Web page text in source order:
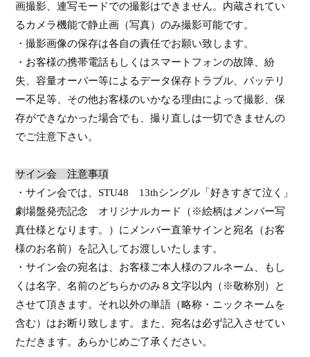
画撮影、連写モードでの撮影はできません。内蔵されてい
るカメラ機能で静止画（写真）のみ撮影可能です。
・撮影画像の保存は各自の責任でお願い致します。
・お客様の携帯電話もしくはスマートフォンの故障、紛
失、容量オーバー等によるデータ保存トラブル、バッテリ
ー不足等、その他お客様のいかなる理由によって撮影、保
存ができなかった場合でも、撮り直しは一切できませんの
でご注意下さい。
サイン会 注意事項
・サイン会では、 STU48 13thシングル「好きすぎて泣く
」
劇場盤発売記念 オリジナルカード（※絵柄はメンバー写
真仕様となります。）にメンバー直筆サインと宛名（お客
様のお名前）を記入してお渡しいたします。
・サイン会の宛名は、お客様ご本人様のフルネーム、もし
くは名字、名前のどちらかのみ８文字以内（※敬称別）と
させて頂きます。それ以外の単語（略称・ニックネームを
含む）はお断り致します。また、宛名は必ず記入させてい
ただきます。あらかじめご了承ください。